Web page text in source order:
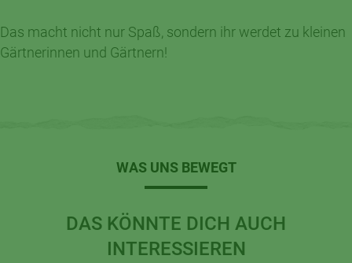
Das macht nicht nur Spaß, sondern ihr werdet zu kleinen
Gärtnerinnen und Gärtnern!
WAS UNS BEWEGT
DAS KÖNNTE DICH AUCH
INTERESSIEREN